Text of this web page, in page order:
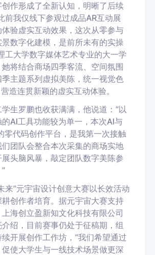
作形成了全新认知，明晰了后续
前我仅线下参观过成品AR互动展
验虚实互动效果，这次从零参与
数字化建模，是前所未有的实操
工大学数字媒体艺术专业的大一学
将结合商场四季客流、空间氛围
主题系列虚拟美陈，统一视觉色
造连贯新颖的虚实互动体验。
生罗鹏也收获满满，他说道：“以
AI工具功能较为单一，本次AI与
零代码创作平台，是我第一次接触
团队会整合本次采集的商场实地
头脑风暴，敲定团队数字美陈参
来”元宇宙设计创意大赛以长效活动
创作者培育。据元宇宙大赛支持
海创立盈新知文化科技有限公司
绍，目前赛事仍处于征稿期，组
开展创作工作坊，“我们希望通过
使大学生与一线技术场景做更深